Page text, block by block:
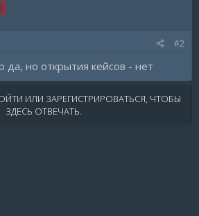
#2
да, но открытия кейсов - нет
ИЛИ ЗАРЕГИСТРИРОВАТЬСЯ, ЧТОБЫ
ЗДЕСЬ ОТВЕЧАТЬ.